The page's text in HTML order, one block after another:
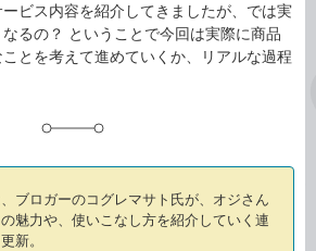
ビス内容を紹介してきましたが、では実
るの？ ということで今回は実際に商品
とを考えて進めていくか、リアルな過程
ブロガーのコグレマサト氏が、オジさん
魅力や、使いこなし方を紹介していく連
新。